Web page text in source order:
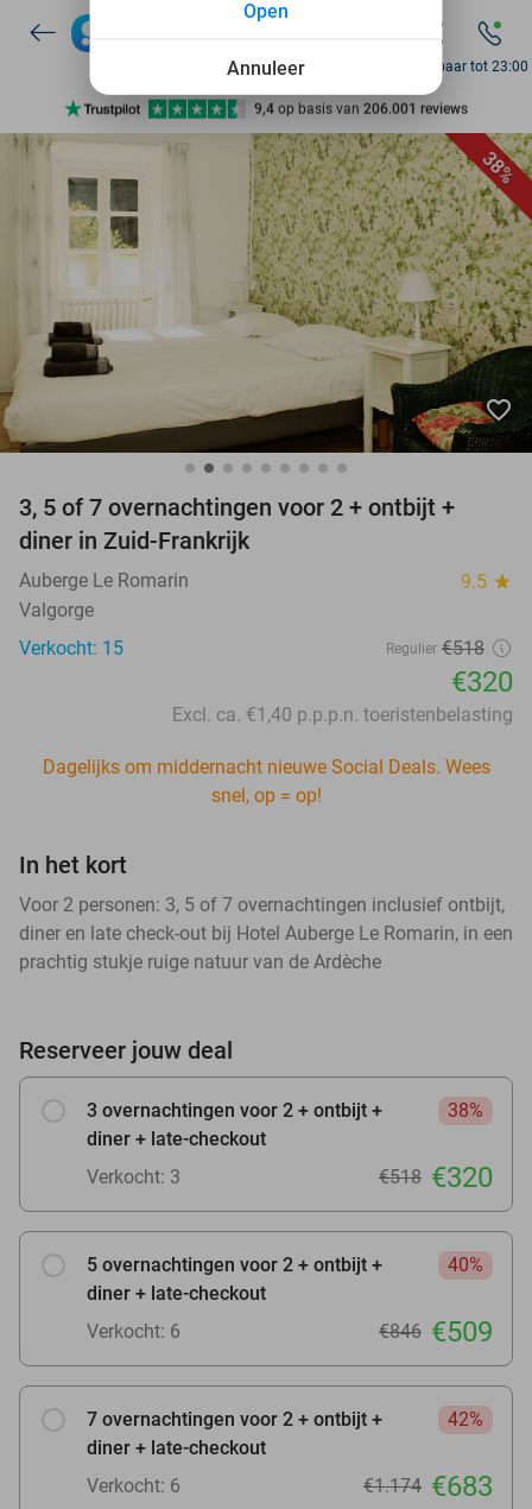
7 dagen per week beschikbaar
10+ miljoen leden
9,4 op basis van 206.001 reviews
Ontdek 15.000+ deals
7 dagen per week beschikbaar
10+ miljoen leden
Bereikbaar tot 23:00
38%
favorite_border
3, 5 of 7 overnachtingen voor 2 + ontbijt +
diner in Zuid-Frankrijk
Auberge Le Romarin 9.5 star
Valgorge
Verkocht: 15
Regulier €518
€320
Excl. ca. €1,40 p.p.p.n. toeristenbelasting
Dagelijks om middernacht nieuwe Social Deals. Wees
snel, op = op!
In het kort
Voor 2 personen: 3, 5 of 7 overnachtingen inclusief ontbijt,
diner en late check-out bij Hotel Auberge Le Romarin, in een
prachtig stukje ruige natuur van de Ardèche
Reserveer jouw deal
3 overnachtingen voor 2 + ontbijt +
diner + late-checkout
38%
Verkocht: 3 €518 €320
5 overnachtingen voor 2 + ontbijt +
diner + late-checkout
40%
Verkocht: 6 €846 €509
7 overnachtingen voor 2 + ontbijt +
diner + late-checkout
42%
Verkocht: 6 €1.174 €683
Annuleer
Open